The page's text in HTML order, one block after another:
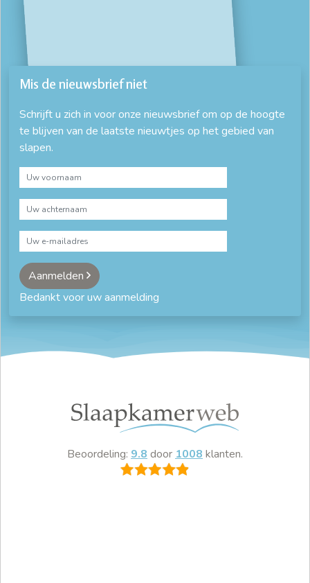
Mis de nieuwsbrief niet
Schrijft u zich in voor onze nieuwsbrief om op de hoogte
te blijven van de laatste nieuwtjes op het gebied van
slapen.
Aanmelden
Bedankt voor uw aanmelding
Beoordeling: 9.8 door 1008 klanten.